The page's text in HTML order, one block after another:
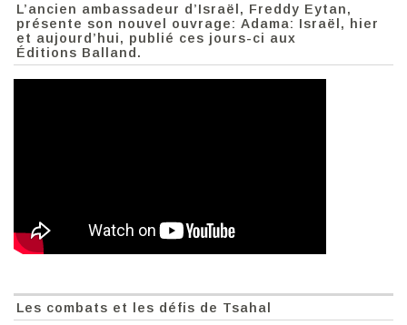
L’ancien ambassadeur d’Israël, Freddy Eytan,
présente son nouvel ouvrage: Adama: Israël, hier
et aujourd’hui, publié ces jours-ci aux
Éditions Balland.
Les combats et les défis de Tsahal